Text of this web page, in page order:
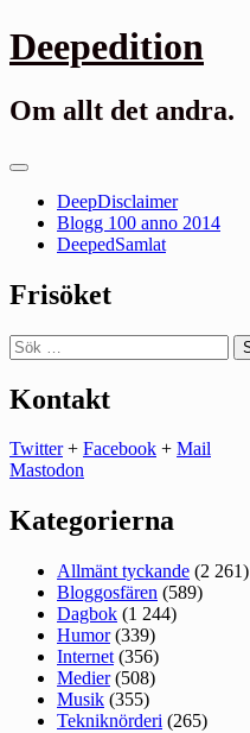
Gå
till
Deepedition
Om allt det andra.
Primär
DeepDisclaimer
Blogg 100 anno 2014
DeepedSamlat
Frisöket
Sök
efter:
Kontakt
Twitter+ Facebook + Mail
Mastodon
Kategorierna
Allmänt tyckande (2 261)
Bloggosfären (589)
Dagbok (1 244)
Humor(339)
Internet (356)
Medier(508)
Musik (355)
Tekniknörderi (265)